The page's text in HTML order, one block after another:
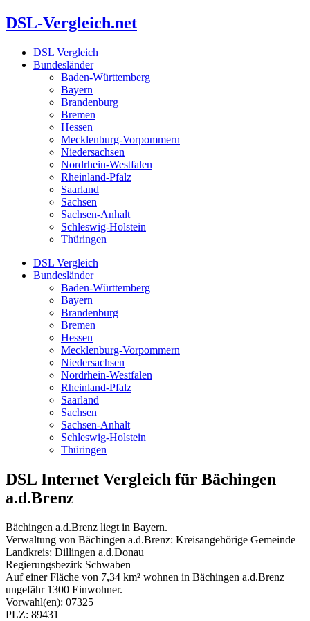
Zum
Inhalt
DSL-Vergleich.net
DSL Vergleich
Bundesländer
Baden-Württemberg
Bayern
Brandenburg
Bremen
Hessen
Mecklenburg-Vorpommern
Niedersachsen
Nordrhein-Westfalen
Rheinland-Pfalz
Saarland
Sachsen
Sachsen-Anhalt
Schleswig-Holstein
Thüringen
DSL Vergleich
Bundesländer
Baden-Württemberg
Bayern
Brandenburg
Bremen
Hessen
Mecklenburg-Vorpommern
Niedersachsen
Nordrhein-Westfalen
Rheinland-Pfalz
Saarland
Sachsen
Sachsen-Anhalt
Schleswig-Holstein
Thüringen
DSL Internet Vergleich für Bächingen
a.d.Brenz
Bächingen a.d.Brenz liegt in Bayern.
Verwaltung von Bächingen a.d.Brenz: Kreisangehörige Gemeinde
Landkreis: Dillingen a.d.Donau
Regierungsbezirk Schwaben
Auf einer Fläche von 7,34 km² wohnen in Bächingen a.d.Brenz
ungefähr 1300 Einwohner.
Vorwahl(en): 07325
PLZ: 89431